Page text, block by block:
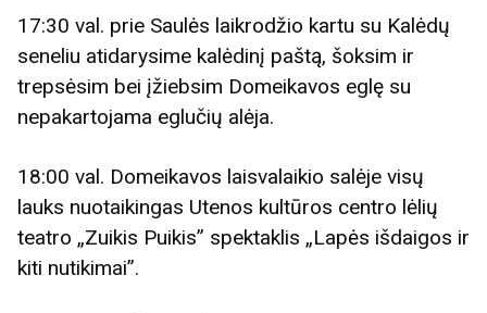
17:30 val. prie Saulės laikrodžio kartu su Kalėdų
seneliu atidarysime kalėdinį paštą, šoksim ir
trepsėsim bei įžiebsim Domeikavos eglę su
nepakartojama eglučių alėja.
18:00 val. Domeikavos laisvalaikio salėje visų
lauks nuotaikingas Utenos kultūros centro lėlių
teatro „Zuikis Puikis” spektaklis „Lapės išdaigos ir
kiti nutikimai”.